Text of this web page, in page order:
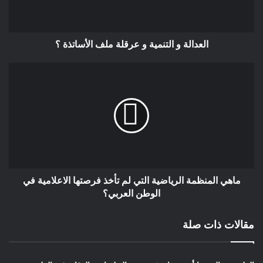
من جهته، كتب روسو في «العقد الاجتماعي»: «يخطئ في نظري
أولئك الذين يفصلون بين اللاتسامح المدني واللاتسامح اللاهوتي.
في حق الإله الذي عاقبهم. فلا بد إذن من أن يردوا أو يعذبوا. فحيث
يكون اللاتسامح الديني مقبولا، يكون من المتعذر ألا تتمخض عنه نتائج
مدنية. وحالما تتمخض عنه هذه الآثار تزول عن هيئة السيادة سيادتها
لكن على رغم هذه الهالة المضيئة التي أحاطت بمفهوم التسامح
وعلى رغم اتساع نطاق دلالاته، ظل مرتبطا بمفاهيم المحبة
الأرض التي شهدت مولده ونماءه؛ ذلك أن الغرب المعاصر أبان عن
العدالة و التنمية و عرقلة ملف الأساتذة ؟
ماهي المنظمة الرياضية التي لم تأخذ فرصتها الاعلامية في
الوطن العربي؟
مقالات ذات صلة